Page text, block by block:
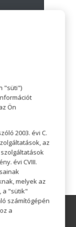
"süti")
Ön
2003. évi C.
az
évi CVIII.
melyek az
a "sütik"
számítógépén
a